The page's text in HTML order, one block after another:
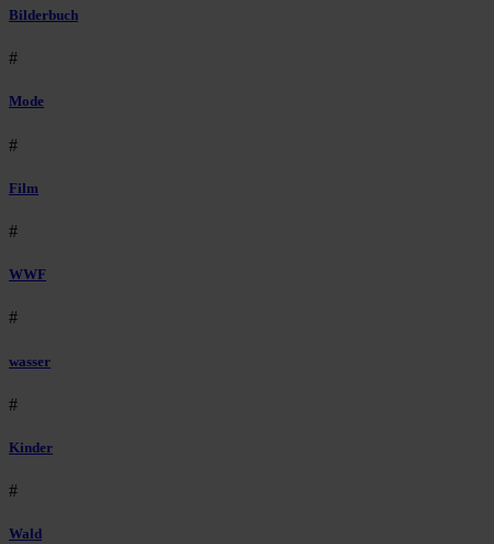
Bilderbuch
#
Mode
#
Film
#
WWF
#
wasser
#
Kinder
#
Wald